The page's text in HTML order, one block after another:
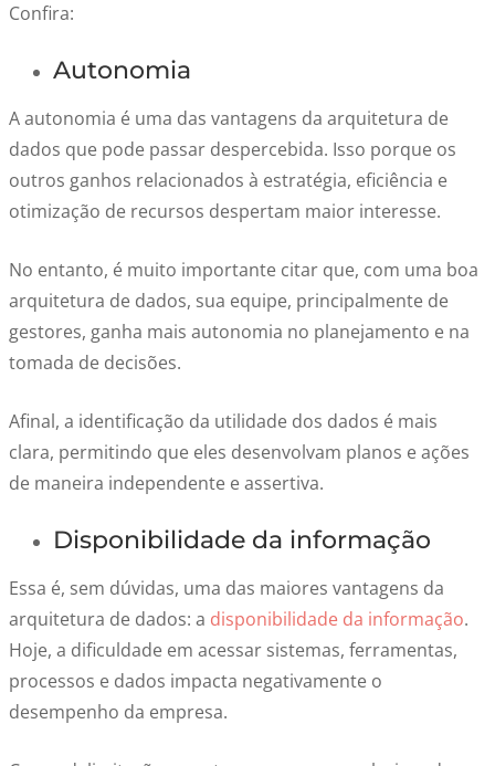
Confira:
Autonomia
A autonomia é uma das vantagens da arquitetura de
dados que pode passar despercebida. Isso porque os
outros ganhos relacionados à estratégia, eficiência e
otimização de recursos despertam maior interesse.
No entanto, é muito importante citar que, com uma boa
arquitetura de dados, sua equipe, principalmente de
gestores, ganha mais autonomia no planejamento e na
tomada de decisões.
Afinal, a identificação da utilidade dos dados é mais
clara, permitindo que eles desenvolvam planos e ações
de maneira independente e assertiva.
Disponibilidade da informação
Essa é, sem dúvidas, uma das maiores vantagens da
arquitetura de dados: a disponibilidade da informação.
Hoje, a dificuldade em acessar sistemas, ferramentas,
processos e dados impacta negativamente o
desempenho da empresa.